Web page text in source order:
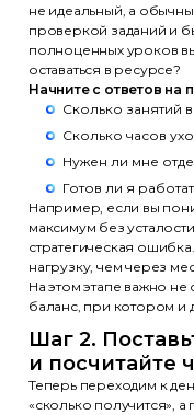
не идеальный, а
проверкой заданий и
полноценных уроков
оставаться в ресурсе?
Начните с ответов на
Сколько занятий
Сколько часов
Нужен ли мне
Готов ли я
Например, если вы
максимум без
стратегическая
нагрузку, чем через
На этом этапе важно не
баланс, при котором и
Шаг 2.
и посчитайте
Теперь переходим к
«сколько получится»,